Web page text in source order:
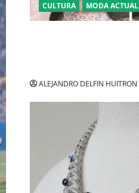
CULTURA MODA ACTUAL
ALEJANDRO DELFIN HUITRON